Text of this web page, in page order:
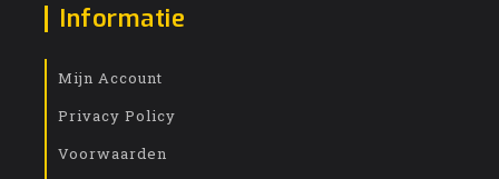
Informatie
Mijn Account
Privacy Policy
Voorwaarden